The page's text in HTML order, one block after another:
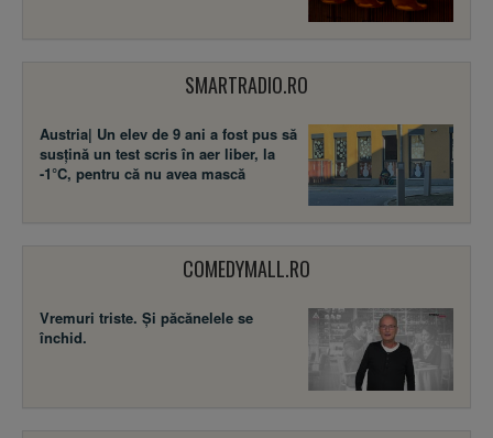
SMARTRADIO.RO
Austria| Un elev de 9 ani a fost pus să
susţină un test scris în aer liber, la
-1°C, pentru că nu avea mască
COMEDYMALL.RO
Vremuri triste. Şi păcănelele se
închid.